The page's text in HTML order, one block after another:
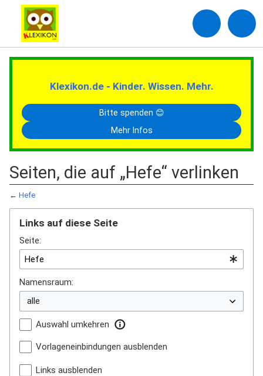
Klexikon.de - Kinder. Wissen. Mehr.
Bitte spenden 😊
Mehr Infos
Seiten, die auf „Hefe“ verlinken
← Hefe
Links auf diese Seite
Seite:
Namensraum:
Auswahl umkehren
Vorlageneinbindungen ausblenden
Links ausblenden